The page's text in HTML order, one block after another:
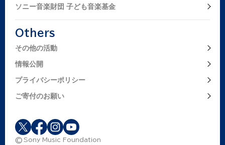
ソニー音楽財団 子ども音楽基金
Others
その他の活動
情報公開
プライバシーポリシー
ご寄付のお願い
Sony Music Foundation